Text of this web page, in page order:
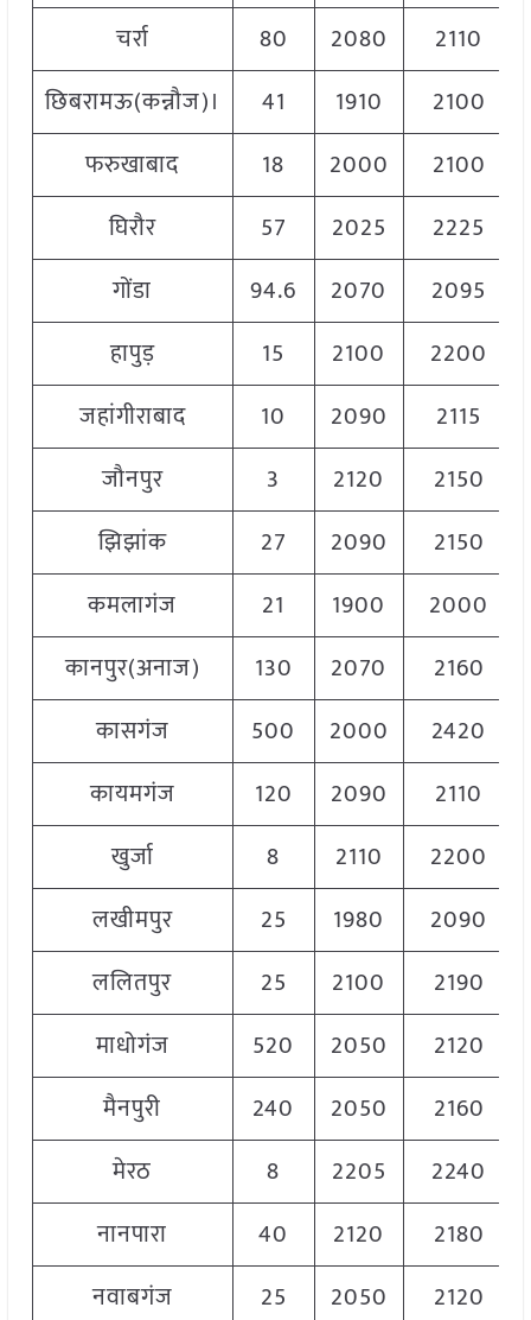
चर्रा 80 2080 2110
छिबरामऊ(कन्नौज)।
41 1910 2100
फरुखाबाद
18 2000 2100
घिरौर
57 2025
2225
गोंडा
94.6 2070 2095
हापुड़
15 2100 2200
जहांगीराबाद
10 2090 2115
जौनपुर
3 2120
2150
झिझांक
27 2090 2150
कमलागंज
21 1900 2000
कानपुर(अनाज)
130 2070 2160
कासगंज
500 2000 2420
कायमगंज
120 2090 2110
खुर्जा
8 2110 2200
लखीमपुर
25 1980 2090
ललितपुर
25 2100 2190
माधोगंज
520 2050 2120
मैनपुरी
240 2050 2160
मेरठ
8 2205 2240
नानपारा
40 2120 2180
नवाबगंज
25 2050 2120